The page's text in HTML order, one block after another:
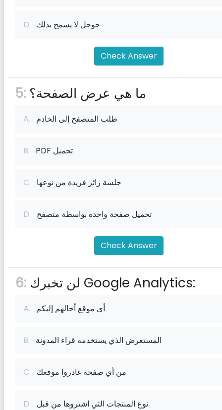
D. جوجل لا يسمح بذلك
Check Answer
5: ما هي عرض الصفحة؟
A. طلب المتصفح إلى الخادم
B. PDF تحميل
C. جلسة زائر فريدة من نوعها
D. تحميل صفحة واحدة بواسطة متصفح
Check Answer
6: لن تخبرك Google Analytics:
A. أي موقع أحالهم إليكم
B. المستعرض الذي يستخدمه قراء المدونة
C. من أي صفحة غادروا موقعك
D. نوع المنتجات التي اشتروها من قبل